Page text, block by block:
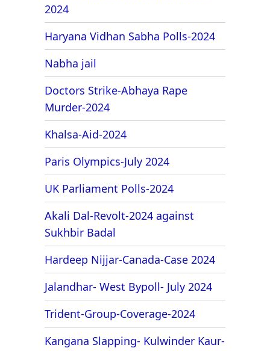
2024
Haryana Vidhan Sabha Polls-2024
Nabha jail
Doctors Strike-Abhaya Rape
Murder-2024
Khalsa-Aid-2024
Paris Olympics-July 2024
UK Parliament Polls-2024
Akali Dal-Revolt-2024 against
Sukhbir Badal
Hardeep Nijjar-Canada-Case 2024
Jalandhar- West Bypoll- July 2024
Trident-Group-Coverage-2024
Kangana Slapping- Kulwinder Kaur-